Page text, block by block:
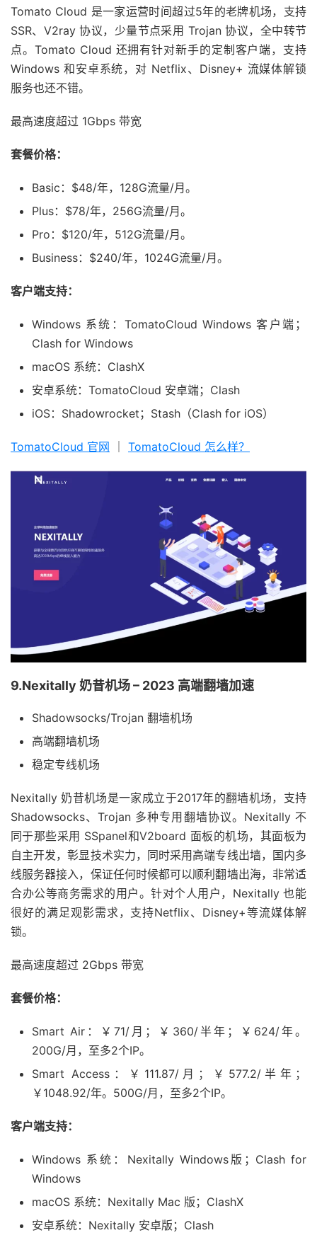
Tomato Cloud 是一家运营时间超过5年的老牌机场，支持
SSR、V2ray 协议，少量节点采用 Trojan 协议，全中转节
点。Tomato Cloud 还拥有针对新手的定制客户端，支持
Windows 和安卓系统，对 Netflix、Disney+ 流媒体解锁
服务也还不错。
最高速度超过 1Gbps 带宽
套餐价格：
Basic：$48/年，128G流量/月。
Plus：$78/年，256G流量/月。
Pro：$120/年，512G流量/月。
Business：$240/年，1024G流量/月。
客户端支持：
Windows 系统：TomatoCloud Windows 客户端；
Clash for Windows
macOS 系统：ClashX
安卓系统：TomatoCloud 安卓端；Clash
iOS：Shadowrocket；Stash（Clash for iOS）
TomatoCloud 官网 TomatoCloud 怎么样？
9.Nexitally 奶昔机场 – 2023 高端翻墙加速
Shadowsocks/Trojan 翻墙机场
高端翻墙机场
稳定专线机场
Nexitally 奶昔机场是一家成立于2017年的翻墙机场，支持
Shadowsocks、Trojan 多种专用翻墙协议。Nexitally 不
同于那些采用 SSpanel和V2board 面板的机场，其面板为
自主开发，彰显技术实力，同时采用高端专线出墙，国内多
线服务器接入，保证任何时候都可以顺利翻墙出海，非常适
合办公等商务需求的用户。针对个人用户，Nexitally 也能
很好的满足观影需求，支持Netflix、Disney+等流媒体解
锁。
最高速度超过 2Gbps 带宽
套餐价格：
Smart Air：￥71/月；￥360/半年；￥624/年。
200G/月，至多2个IP。
Smart Access：￥111.87/月；￥577.2/半年；
￥1048.92/年。500G/月，至多2个IP。
客户端支持：
Windows 系统：Nexitally Windows版；Clash for
Windows
macOS 系统：Nexitally Mac 版；ClashX
安卓系统：Nexitally 安卓版；Clash